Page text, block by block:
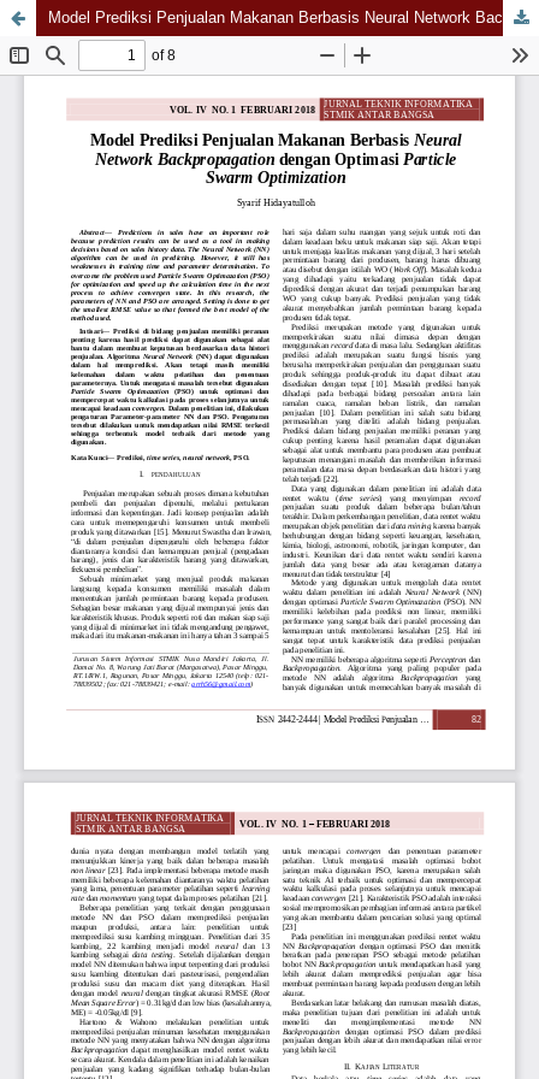
Model Prediksi Penjualan Makanan Berbasis Neural Network Backpropagation dengan Optimasi Particle Swarm Optimization